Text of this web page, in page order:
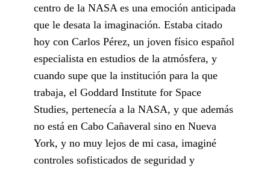
centro de la NASA es una emoción anticipada
que le desata la imaginación. Estaba citado
hoy con Carlos Pérez, un joven físico español
especialista en estudios de la atmósfera, y
cuando supe que la institución para la que
trabaja, el Goddard Institute for Space
Studies, pertenecía a la NASA, y que además
no está en Cabo Cañaveral sino en Nueva
York, y no muy lejos de mi casa, imaginé
controles sofisticados de seguridad y